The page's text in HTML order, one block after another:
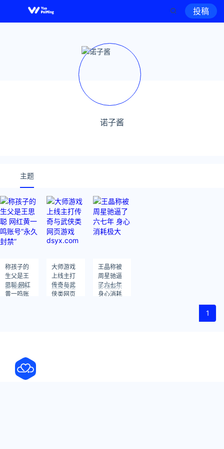
投稿
诺子酱
主题
称孩子的
生父是王
思聪 网红
黄一鸣账
影视娱乐
大师游戏
上线主打
传奇与武
侠类网页
热点关注
王晶称被
周星驰逼
了六七年
身心消耗
影视娱乐
1